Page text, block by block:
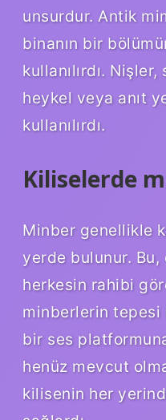
unsurdur. Antik
binanın bir
kullanılırdı.
heykel veya anıt
kullanılırdı.
Kiliselerde
Minber genellikle
yerde bulunur.
herkesin rahibi
minberlerin tepesi
bir ses
henüz mevcut
kilisenin her